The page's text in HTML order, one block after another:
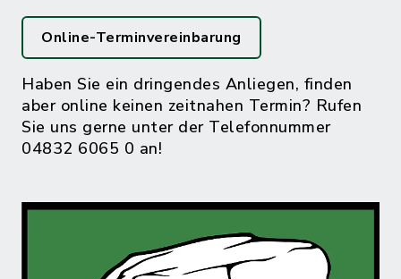
Online-Terminvereinbarung
Haben Sie ein dringendes Anliegen, finden
aber online keinen zeitnahen Termin? Rufen
Sie uns gerne unter der Telefonnummer
04832 6065 0 an!